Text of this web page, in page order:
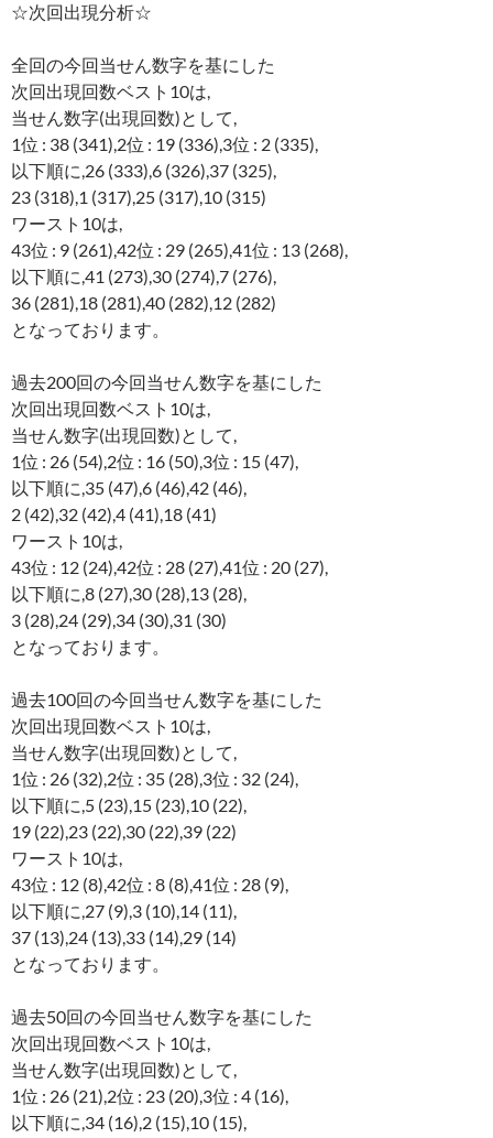
☆次回出現分析☆
全回の今回当せん数字を基にした
次回出現回数ベスト10は,
当せん数字(出現回数)として,
1位 : 38 (341),2位 : 19 (336),3位 : 2 (335),
以下順に,26 (333),6 (326),37 (325),
23 (318),1 (317),25 (317),10 (315)
ワースト10は,
43位 : 9 (261),42位 : 29 (265),41位 : 13 (268),
以下順に,41 (273),30 (274),7 (276),
36 (281),18 (281),40 (282),12 (282)
となっております。
過去200回の今回当せん数字を基にした
次回出現回数ベスト10は,
当せん数字(出現回数)として,
1位 : 26 (54),2位 : 16 (50),3位 : 15 (47),
以下順に,35 (47),6 (46),42 (46),
2 (42),32 (42),4 (41),18 (41)
ワースト10は,
43位 : 12 (24),42位 : 28 (27),41位 : 20 (27),
以下順に,8 (27),30 (28),13 (28),
3 (28),24 (29),34 (30),31 (30)
となっております。
過去100回の今回当せん数字を基にした
次回出現回数ベスト10は,
当せん数字(出現回数)として,
1位 : 26 (32),2位 : 35 (28),3位 : 32 (24),
以下順に,5 (23),15 (23),10 (22),
19 (22),23 (22),30 (22),39 (22)
ワースト10は,
43位 : 12 (8),42位 : 8 (8),41位 : 28 (9),
以下順に,27 (9),3 (10),14 (11),
37 (13),24 (13),33 (14),29 (14)
となっております。
過去50回の今回当せん数字を基にした
次回出現回数ベスト10は,
当せん数字(出現回数)として,
1位 : 26 (21),2位 : 23 (20),3位 : 4 (16),
以下順に,34 (16),2 (15),10 (15),